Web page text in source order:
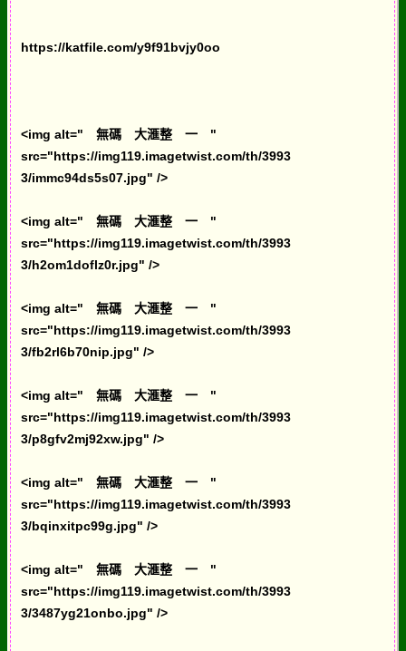
https://katfile.com/y9f91bvjy0oo
<img alt=" 無碼 大滙整 一 "
src="https://img119.imagetwist.com/th/3993
3/immc94ds5s07.jpg" />
<img alt=" 無碼 大滙整 一 "
src="https://img119.imagetwist.com/th/3993
3/h2om1doflz0r.jpg" />
<img alt=" 無碼 大滙整 一 "
src="https://img119.imagetwist.com/th/3993
3/fb2rl6b70nip.jpg" />
<img alt=" 無碼 大滙整 一 "
src="https://img119.imagetwist.com/th/3993
3/p8gfv2mj92xw.jpg" />
<img alt=" 無碼 大滙整 一 "
src="https://img119.imagetwist.com/th/3993
3/bqinxitpc99g.jpg" />
<img alt=" 無碼 大滙整 一 "
src="https://img119.imagetwist.com/th/3993
3/3487yg21onbo.jpg" />